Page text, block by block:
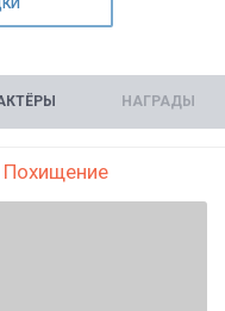
НАГРАДЫ
Похищение